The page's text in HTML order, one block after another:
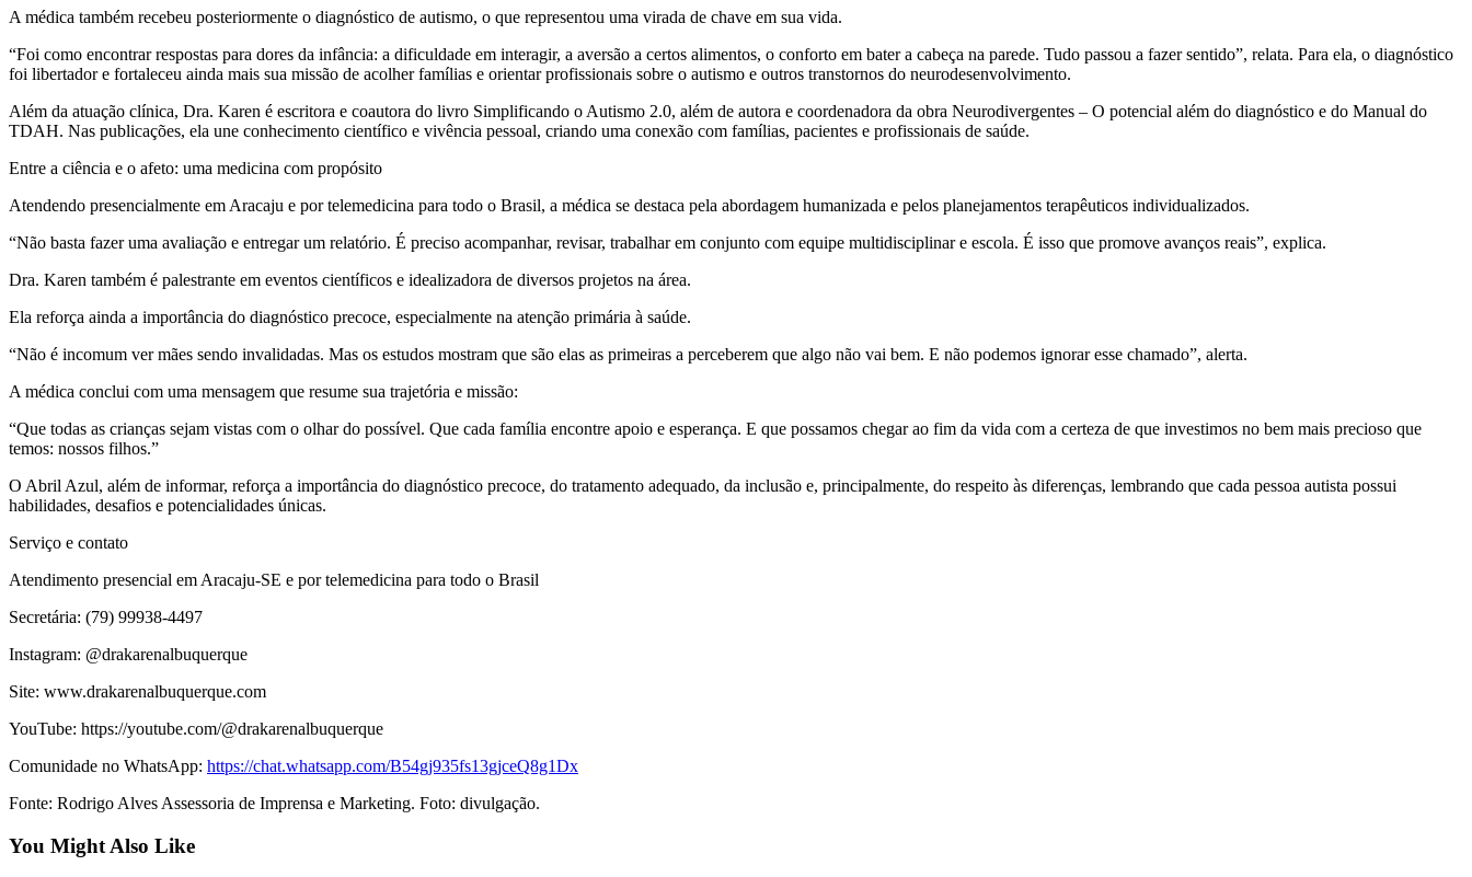
A médica também recebeu posteriormente o diagnóstico de autismo, o que representou uma virada de chave em sua vida.
“Foi como encontrar respostas para dores da infância: a dificuldade em interagir, a aversão a certos alimentos, o conforto em bater a cabeça na parede. Tudo passou a fazer sentido”, relata. Para ela, o diagnóstico
foi libertador e fortaleceu ainda mais sua missão de acolher famílias e orientar profissionais sobre o autismo e outros transtornos do neurodesenvolvimento.
Além da atuação clínica, Dra. Karen é escritora e coautora do livro Simplificando o Autismo 2.0, além de autora e coordenadora da obra Neurodivergentes – O potencial além do diagnóstico e do Manual do
TDAH. Nas publicações, ela une conhecimento científico e vivência pessoal, criando uma conexão com famílias, pacientes e profissionais de saúde.
Entre a ciência e o afeto: uma medicina com propósito
Atendendo presencialmente em Aracaju e por telemedicina para todo o Brasil, a médica se destaca pela abordagem humanizada e pelos planejamentos terapêuticos individualizados.
“Não basta fazer uma avaliação e entregar um relatório. É preciso acompanhar, revisar, trabalhar em conjunto com equipe multidisciplinar e escola. É isso que promove avanços reais”, explica.
Dra. Karen também é palestrante em eventos científicos e idealizadora de diversos projetos na área.
Ela reforça ainda a importância do diagnóstico precoce, especialmente na atenção primária à saúde.
“Não é incomum ver mães sendo invalidadas. Mas os estudos mostram que são elas as primeiras a perceberem que algo não vai bem. E não podemos ignorar esse chamado”, alerta.
A médica conclui com uma mensagem que resume sua trajetória e missão:
“Que todas as crianças sejam vistas com o olhar do possível. Que cada família encontre apoio e esperança. E que possamos chegar ao fim da vida com a certeza de que investimos no bem mais precioso que
temos: nossos filhos.”
O Abril Azul, além de informar, reforça a importância do diagnóstico precoce, do tratamento adequado, da inclusão e, principalmente, do respeito às diferenças, lembrando que cada pessoa autista possui
habilidades, desafios e potencialidades únicas.
Serviço e contato
Atendimento presencial em Aracaju-SE e por telemedicina para todo o Brasil
Secretária: (79) 99938-4497
Instagram: @drakarenalbuquerque
Site: www.drakarenalbuquerque.com
YouTube: https://youtube.com/@drakarenalbuquerque
Comunidade no WhatsApp: https://chat.whatsapp.com/B54gj935fs13gjceQ8g1Dx
Fonte: Rodrigo Alves Assessoria de Imprensa e Marketing. Foto: divulgação.
You Might Also Like